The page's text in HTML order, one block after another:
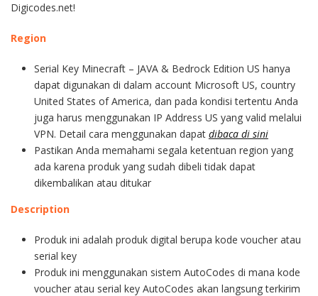
Digicodes.net!
Region
Serial Key Minecraft – JAVA & Bedrock Edition US hanya
dapat digunakan di dalam account Microsoft US, country
United States of America, dan pada kondisi tertentu Anda
juga harus menggunakan IP Address US yang valid melalui
VPN. Detail cara menggunakan dapat dibaca di sini
Pastikan Anda memahami segala ketentuan region yang
ada karena produk yang sudah dibeli tidak dapat
dikembalikan atau ditukar
Description
Produk ini adalah produk digital berupa kode voucher atau
serial key
Produk ini menggunakan sistem AutoCodes di mana kode
voucher atau serial key AutoCodes akan langsung terkirim